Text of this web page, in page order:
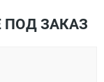
ПОД ЗАКАЗ